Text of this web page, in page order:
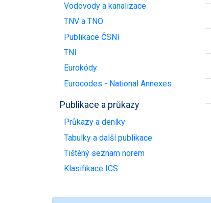
Vodovody a kanalizace
TNV a TNO
Publikace ČSNI
TNI
Eurokódy
Eurocodes - National Annexes
Publikace a průkazy
Průkazy a deníky
Tabulky a další publikace
Tištěný seznam norem
Klasifikace ICS